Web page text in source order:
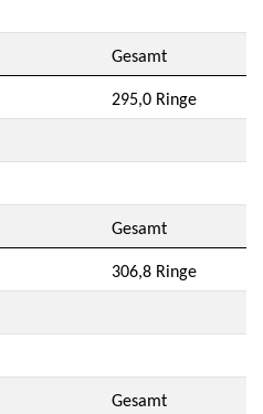
Gesamt
295,0 Ringe
Gesamt
306,8 Ringe
Gesamt